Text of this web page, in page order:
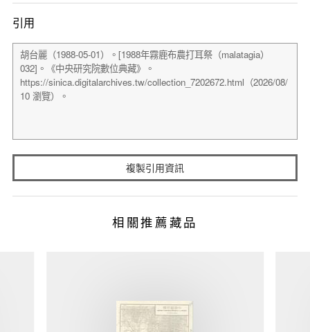
引用
複製引用資訊
相關推薦藏品